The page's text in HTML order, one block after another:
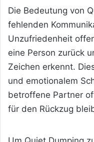
Die Bedeutung von
fehlenden
Unzufriedenheit
eine Person zurück
Zeichen erkennt.
und emotionalem
betroffene Partner
für den Rückzug